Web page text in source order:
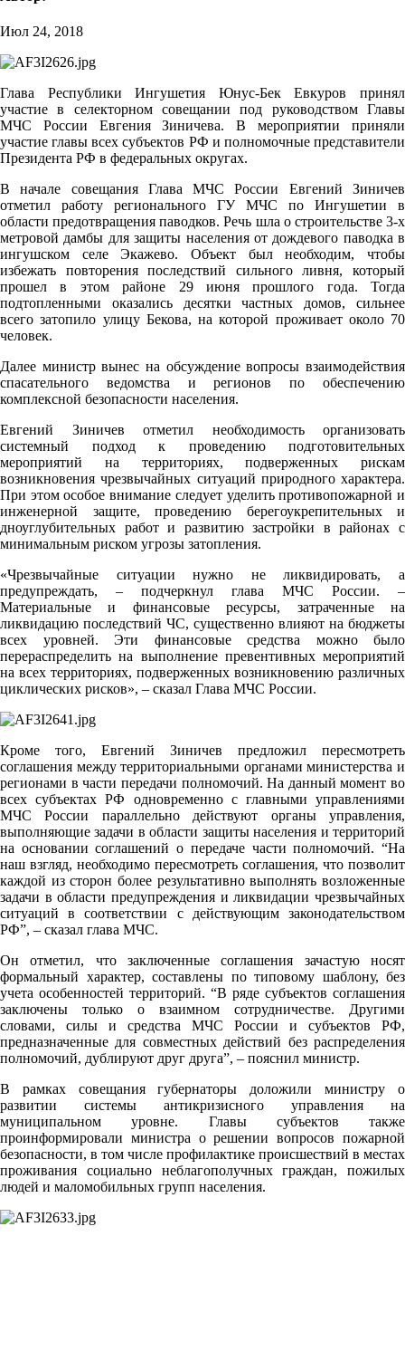
Июл 24, 2018
Глава Республики Ингушетия Юнус-Бек Евкуров принял
участие в селекторном совещании под руководством Главы
МЧС России Евгения Зиничева. В мероприятии приняли
участие главы всех субъектов РФ и полномочные представители
Президента РФ в федеральных округах.
В начале совещания Глава МЧС России Евгений Зиничев
отметил работу регионального ГУ МЧС по Ингушетии в
области предотвращения паводков. Речь шла о строительстве 3-х
метровой дамбы для защиты населения от дождевого паводка в
ингушском селе Экажево. Объект был необходим, чтобы
избежать повторения последствий сильного ливня, который
прошел в этом районе 29 июня прошлого года. Тогда
подтопленными оказались десятки частных домов, сильнее
всего затопило улицу Бекова, на которой проживает около 70
человек.
Далее министр вынес на обсуждение вопросы взаимодействия
спасательного ведомства и регионов по обеспечению
комплексной безопасности населения.
Евгений Зиничев отметил необходимость организовать
системный подход к проведению подготовительных
мероприятий на территориях, подверженных рискам
возникновения чрезвычайных ситуаций природного характера.
При этом особое внимание следует уделить противопожарной и
инженерной защите, проведению берегоукрепительных и
дноуглубительных работ и развитию застройки в районах с
минимальным риском угрозы затопления.
«Чрезвычайные ситуации нужно не ликвидировать, а
предупреждать, – подчеркнул глава МЧС России. –
Материальные и финансовые ресурсы, затраченные на
ликвидацию последствий ЧС, существенно влияют на бюджеты
всех уровней. Эти финансовые средства можно было
перераспределить на выполнение превентивных мероприятий
на всех территориях, подверженных возникновению различных
циклических рисков», – сказал Глава МЧС России.
Кроме того, Евгений Зиничев предложил пересмотреть
соглашения между территориальными органами министерства и
регионами в части передачи полномочий. На данный момент во
всех субъектах РФ одновременно с главными управлениями
МЧС России параллельно действуют органы управления,
выполняющие задачи в области защиты населения и территорий
на основании соглашений о передаче части полномочий. “На
наш взгляд, необходимо пересмотреть соглашения, что позволит
каждой из сторон более результативно выполнять возложенные
задачи в области предупреждения и ликвидации чрезвычайных
ситуаций в соответствии с действующим законодательством
РФ”, – сказал глава МЧС.
Он отметил, что заключенные соглашения зачастую носят
формальный характер, составлены по типовому шаблону, без
учета особенностей территорий. “В ряде субъектов соглашения
заключены только о взаимном сотрудничестве. Другими
словами, силы и средства МЧС России и субъектов РФ,
предназначенные для совместных действий без распределения
полномочий, дублируют друг друга”, – пояснил министр.
В рамках совещания губернаторы доложили министру о
развитии системы антикризисного управления на
муниципальном уровне. Главы субъектов также
проинформировали министра о решении вопросов пожарной
безопасности, в том числе профилактике происшествий в местах
проживания социально неблагополучных граждан, пожилых
людей и маломобильных групп населения.